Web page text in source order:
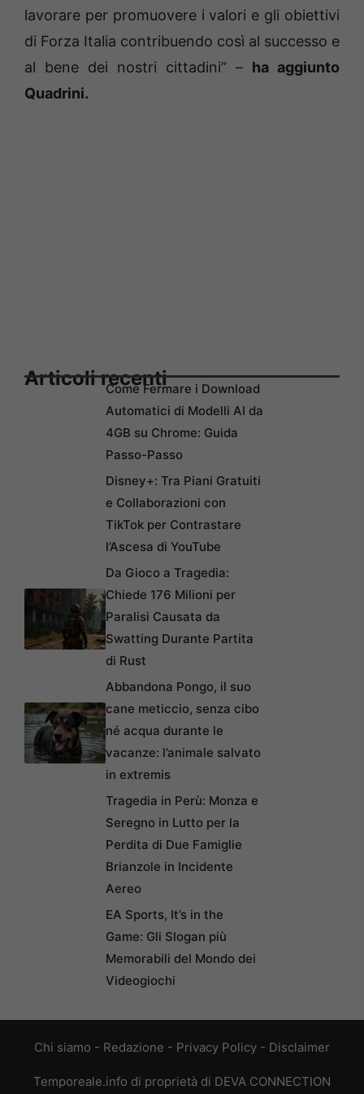
lavorare per promuovere i valori e gli obiettivi
di Forza Italia contribuendo così al successo e
al bene dei nostri cittadini” – ha aggiunto
Quadrini.
Articoli recentiCome Fermare i Download
Automatici di Modelli AI da
4GB su Chrome: Guida
Passo-Passo
Disney+: Tra Piani Gratuiti
e Collaborazioni con
TikTok per Contrastare
l’Ascesa di YouTube
Da Gioco a Tragedia:
Chiede 176 Milioni per
Paralisi Causata da
Swatting Durante Partita
di Rust
Abbandona Pongo, il suo
cane meticcio, senza cibo
né acqua durante le
vacanze: l’animale salvato
in extremis
Tragedia in Perù: Monza e
Seregno in Lutto per la
Perdita di Due Famiglie
Brianzole in Incidente
Aereo
EA Sports, It’s in the
Game: Gli Slogan più
Memorabili del Mondo dei
Videogiochi
Chi siamo - Redazione - Privacy Policy - Disclaimer
Temporeale.info di proprietà di DEVA CONNECTION